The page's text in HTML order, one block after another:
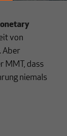
von
Aber
MMT, dass
niemals